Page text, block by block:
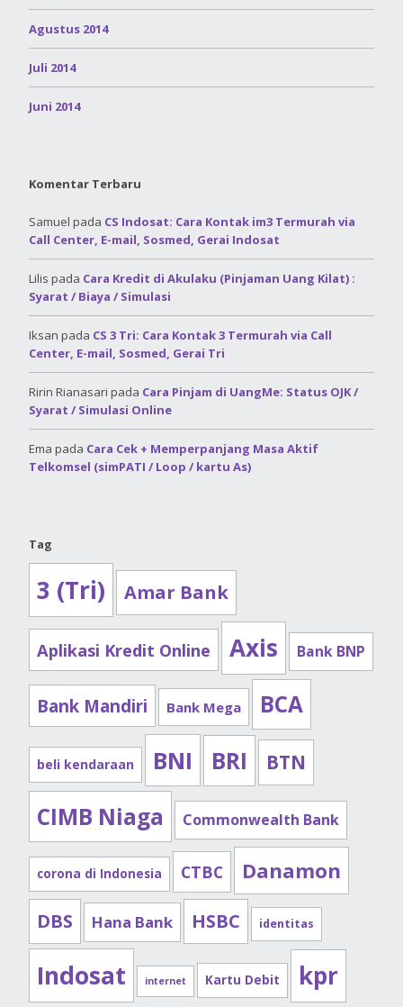
Agustus 2014
Juli 2014
Juni 2014
Komentar Terbaru
Samuel pada CS Indosat: Cara Kontak im3 Termurah via
Call Center, E-mail, Sosmed, Gerai Indosat
Lilis pada Cara Kredit di Akulaku (Pinjaman Uang Kilat) :
Syarat / Biaya / Simulasi
Iksan pada CS 3 Tri: Cara Kontak 3 Termurah via Call
Center, E-mail, Sosmed, Gerai Tri
Ririn Rianasari pada Cara Pinjam di UangMe: Status OJK /
Syarat / Simulasi Online
Ema pada Cara Cek + Memperpanjang Masa Aktif
Telkomsel (simPATI / Loop / kartu As)
Tag
3 (Tri) Amar Bank
Aplikasi Kredit Online Axis Bank BNP
Bank Mandiri Bank Mega BCA
beli kendaraan BNI BRI BTN
CIMB Niaga Commonwealth Bank
corona di Indonesia CTBC Danamon
DBS Hana Bank HSBC identitas
Indosat internet Kartu Debit kpr